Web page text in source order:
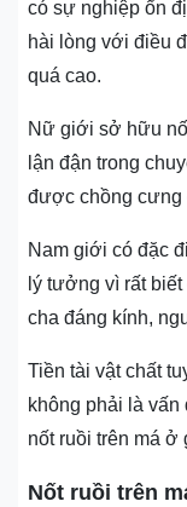
có sự nghiệp ổn
hài lòng với điều
quá cao.
Nữ giới sở hữu
lận đận trong
được chồng cưng
Nam giới có đặc
lý tưởng vì rất
cha đáng kính,
Tiền tài vật chất
không phải là
nốt ruồi trên má ở
Nốt ruồi trên